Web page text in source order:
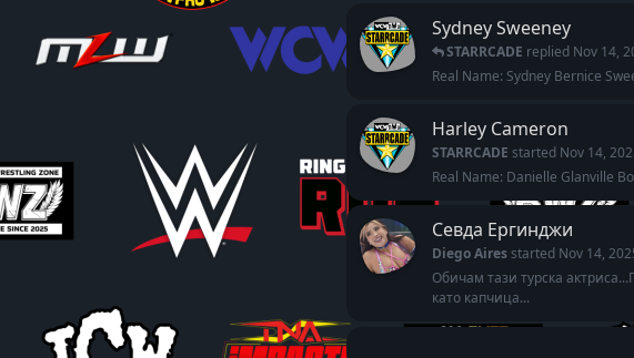
Sydney Sweeney
STARRCADE replied Nov 14,
Real Name: Sydney Bernice
Harley Cameron
STARRCADE started Nov 14,
Real Name: Danielle Glanville
Севда Ергинджи
Diego Airesstarted Nov 14,
Обичам тази турска
като капчица...